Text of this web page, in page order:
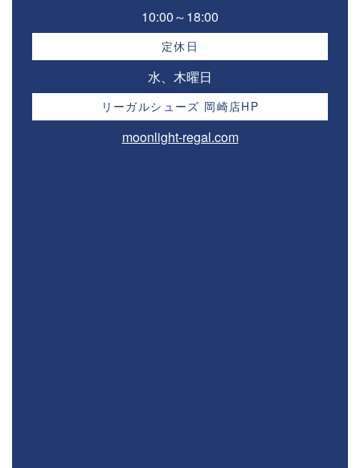
10:00～18:00⁣
定休日
水、木曜日
リーガルシューズ 岡崎店HP
moonlight-regal.com